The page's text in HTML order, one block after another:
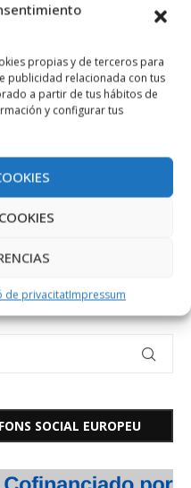
propias y de terceros para
publicidad relacionada con tus
a partir de tus hábitos de
y configurar tus
de privacitatImpressum
SOCIAL EUROPEU